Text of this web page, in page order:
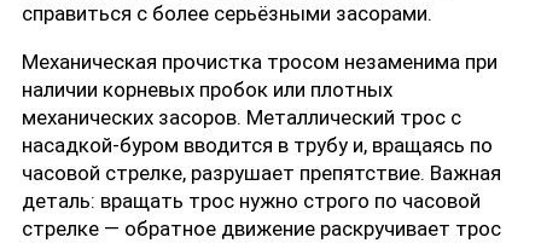
справиться с более серьёзными засорами.
Механическая прочистка тросом незаменима при
наличии корневых пробок или плотных
механических засоров. Металлический трос с
насадкой-буром вводится в трубу и, вращаясь по
часовой стрелке, разрушает препятствие. Важная
деталь: вращать трос нужно строго по часовой
стрелке — обратное движение раскручивает трос